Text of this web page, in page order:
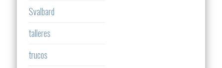
Svalbard
talleres
trucos